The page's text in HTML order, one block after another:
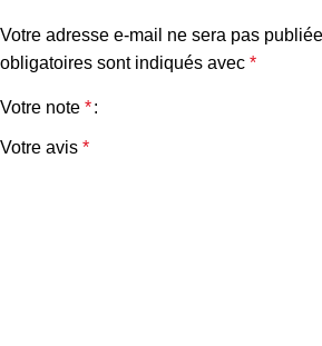
Votre adresse e-mail ne sera pas
obligatoires sont indiqués avec *
Votre note *
Votre avis *